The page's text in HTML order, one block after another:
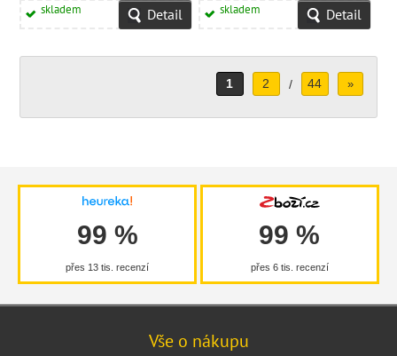
skladem Detail skladem Detail
1 2 / 44 »
99 %
přes 13 tis. recenzí
99 %
přes 6 tis. recenzí
Vše o nákupu